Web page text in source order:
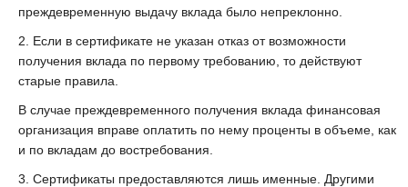
преждевременную выдачу вклада было непреклонно.
2. Если в сертификате не указан отказ от возможности
получения вклада по первому требованию, то действуют
старые правила.
В случае преждевременного получения вклада финансовая
организация вправе оплатить по нему проценты в объеме, как
и по вкладам до востребования.
3. Сертификаты предоставляются лишь именные. Другими